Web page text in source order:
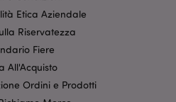
Etica Aziendale
Riservatezza
Fiere
All'Acquisto
Ordini e Prodotti
utilizzato correttamente
necessari.
www.puckator.it